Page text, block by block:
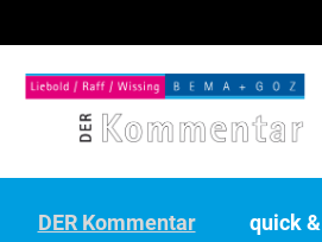
DER Kommentar quick